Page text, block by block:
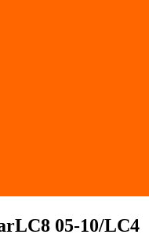
05-10/LC4